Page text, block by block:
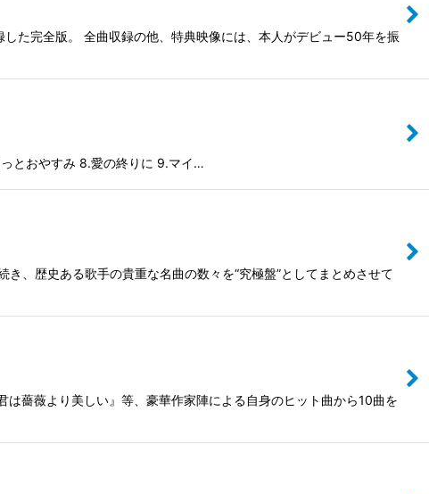
た完全版。 全曲収録の他、特典映像には、本人がデビュー50年を振
とおやすみ 8.愛の終りに 9.マイ…
、歴史ある歌手の貴重な名曲の数々を“究極盤”としてまとめさせて
薔薇より美しい』等、豪華作家陣による自身のヒット曲から10曲を